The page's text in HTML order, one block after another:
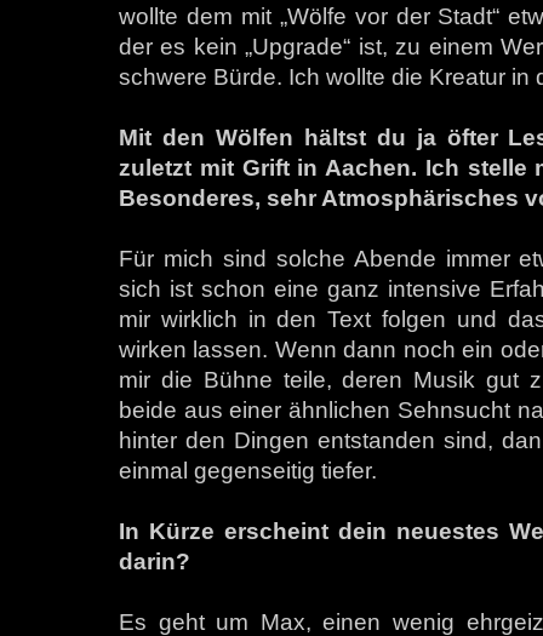
wollte dem mit „Wölfe vor der Stadt“
der es kein „Upgrade“ ist, zu einem
schwere Bürde. Ich wollte die Kreatur in
Mit den Wölfen hältst du ja öfter
zuletzt mit Grift in Aachen. Ich
Besonderes, sehr Atmosphärisches
Für mich sind solche Abende immer
sich ist schon eine ganz intensive
mir wirklich in den Text folgen und
wirken lassen. Wenn dann noch ein
mir die Bühne teile, deren Musik gut
beide aus einer ähnlichen Sehnsucht
hinter den Dingen entstanden sind,
einmal gegenseitig tiefer.
In Kürze erscheint dein neuestes
darin?
Es geht um Max, einen wenig